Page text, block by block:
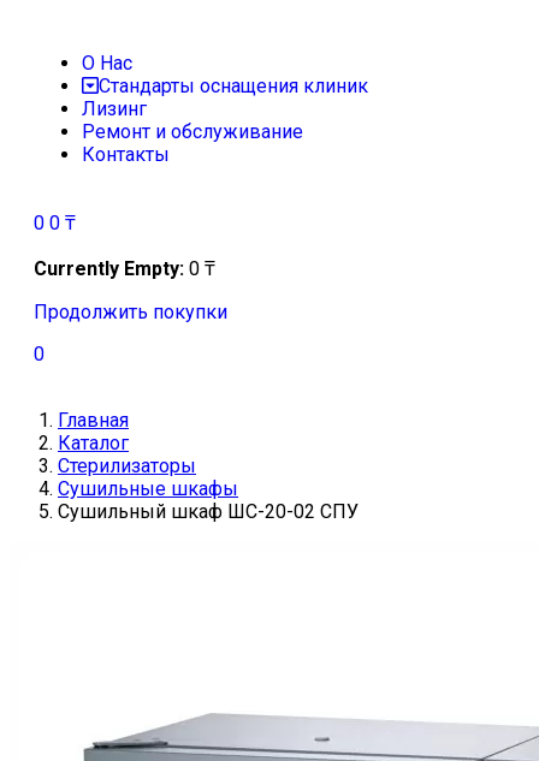
О Нас
Стандарты оснащения клиник
Лизинг
Ремонт и обслуживание
Контакты
0 0 ₸
Currently Empty: 0 ₸
Продолжить покупки
0
Главная
Каталог
Стерилизаторы
Сушильные шкафы
Сушильный шкаф ШС-20-02 СПУ